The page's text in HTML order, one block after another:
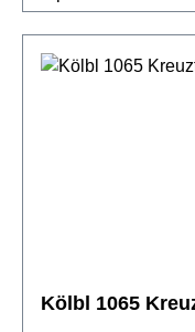
Kölbl 1065